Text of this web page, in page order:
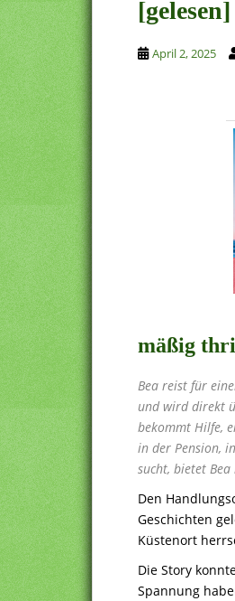
April 2, 2025
mäßig
Bea reist für
und wird direkt
bekommt Hilfe,
in der Pension,
sucht, bietet
Den
Geschichten
Küstenort
Die Story
Spannung